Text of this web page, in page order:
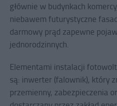
głównie w budynkach
niebawem futurystyczne
darmowy prąd zapewne
jednorodzinnych.
Elementami instalacji
są: inwerter (falownik), który
przemienny, zabezpieczenia